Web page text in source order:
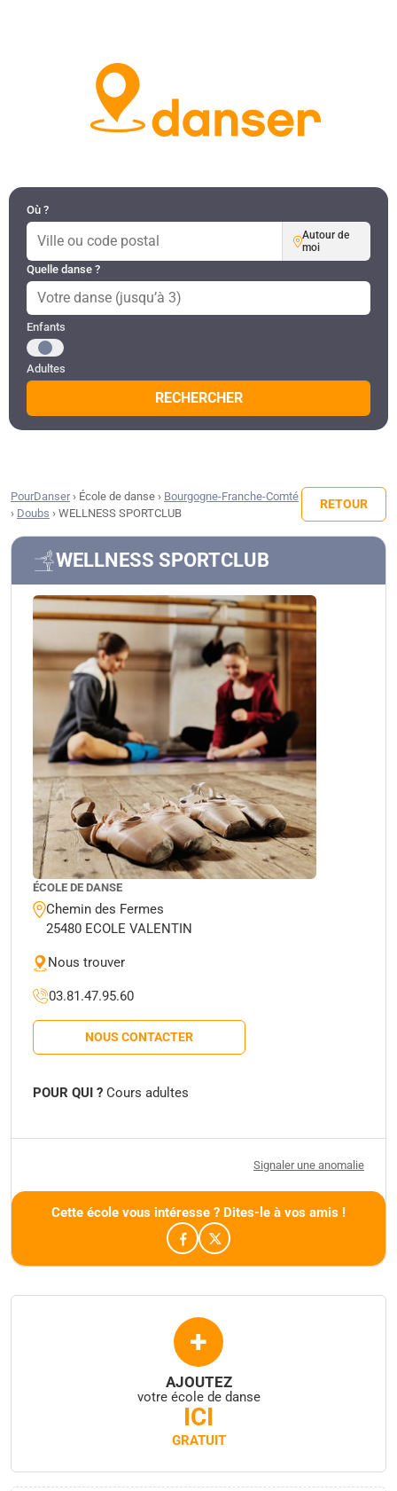
Où ?
Autour de
moi
Quelle danse ?
Public recherché
Enfants
Adultes
RECHERCHER
PourDanser› École de danse › Bourgogne-Franche-Comté
› Doubs › WELLNESS SPORTCLUB
RETOUR
WELLNESS SPORTCLUB
ÉCOLE DE DANSE
Chemin des Fermes
25480 ECOLE VALENTIN
Nous trouver
03.81.47.95.60
NOUS CONTACTER
POUR QUI ? Cours adultes
Signaler une anomalie
Cette école vous intéresse ? Dites-le à vos amis !
+
AJOUTEZ
votre école de danse
ICI
GRATUIT